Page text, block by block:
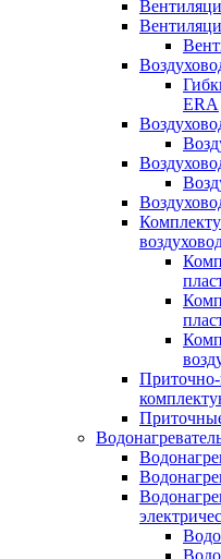
ERA